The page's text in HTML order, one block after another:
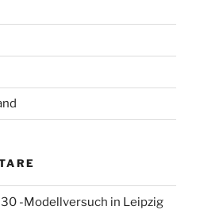
-Modellversuch in Leipzig